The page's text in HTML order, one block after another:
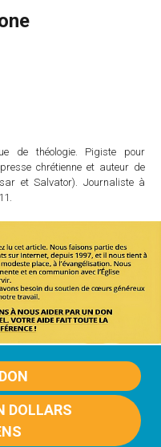
de théologie. Pigiste pour
chrétienne et auteur de
et Salvator). Journaliste à
DOLLARS